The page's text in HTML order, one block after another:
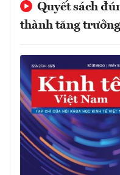
Quyết sách
thành tăng